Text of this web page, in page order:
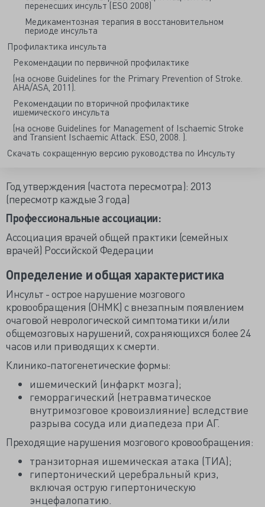
перенесших инсульт (ESO 2008)
Медикаментозная терапия в восстановительном
периоде инсульта
Профилактика инсульта
Рекомендации по первичной профилактике
(на основе Guidelines for the Primary Prevention of Stroke.
AHA/ASA, 2011).
Рекомендации по вторичной профилактике
ишемического инсульта
(на основе Guidelines for Management of Ischaemic Stroke
and Transient Ischaemic Attack. ESO, 2008. ).
Скачать сокращенную версию руководства по Инсульту
Год утверждения (частота пересмотра): 2013
(пересмотр каждые 3 года)
Профессиональные ассоциации:
Ассоциация врачей общей практики (семейных
врачей) Российской Федерации
Определение и общая характеристика
Инсульт - острое нарушение мозгового
кровообращения (ОНМК) с внезапным появлением
очаговой неврологической симптоматики и/или
общемозговых нарушений, сохраняющихся более 24
часов или приводящих к смерти.
Клинико-патогенетические формы:
ишемический (инфаркт мозга);
геморрагический (нетравматическое
внутримозговое кровоизлияние) вследствие
разрыва сосуда или диапедеза при АГ.
Преходящие нарушения мозгового кровообращения:
транзиторная ишемическая атака (ТИА);
гипертонический церебральный криз,
включая острую гипертоническую
энцефалопатию.